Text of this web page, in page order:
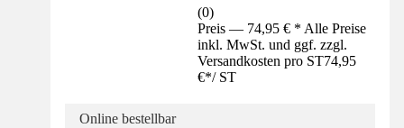
(0)
Preis — 74,95 € * Alle Preise
inkl. MwSt. und ggf. zzgl.
Versandkosten pro ST74,95
€*/ ST
Online bestellbar